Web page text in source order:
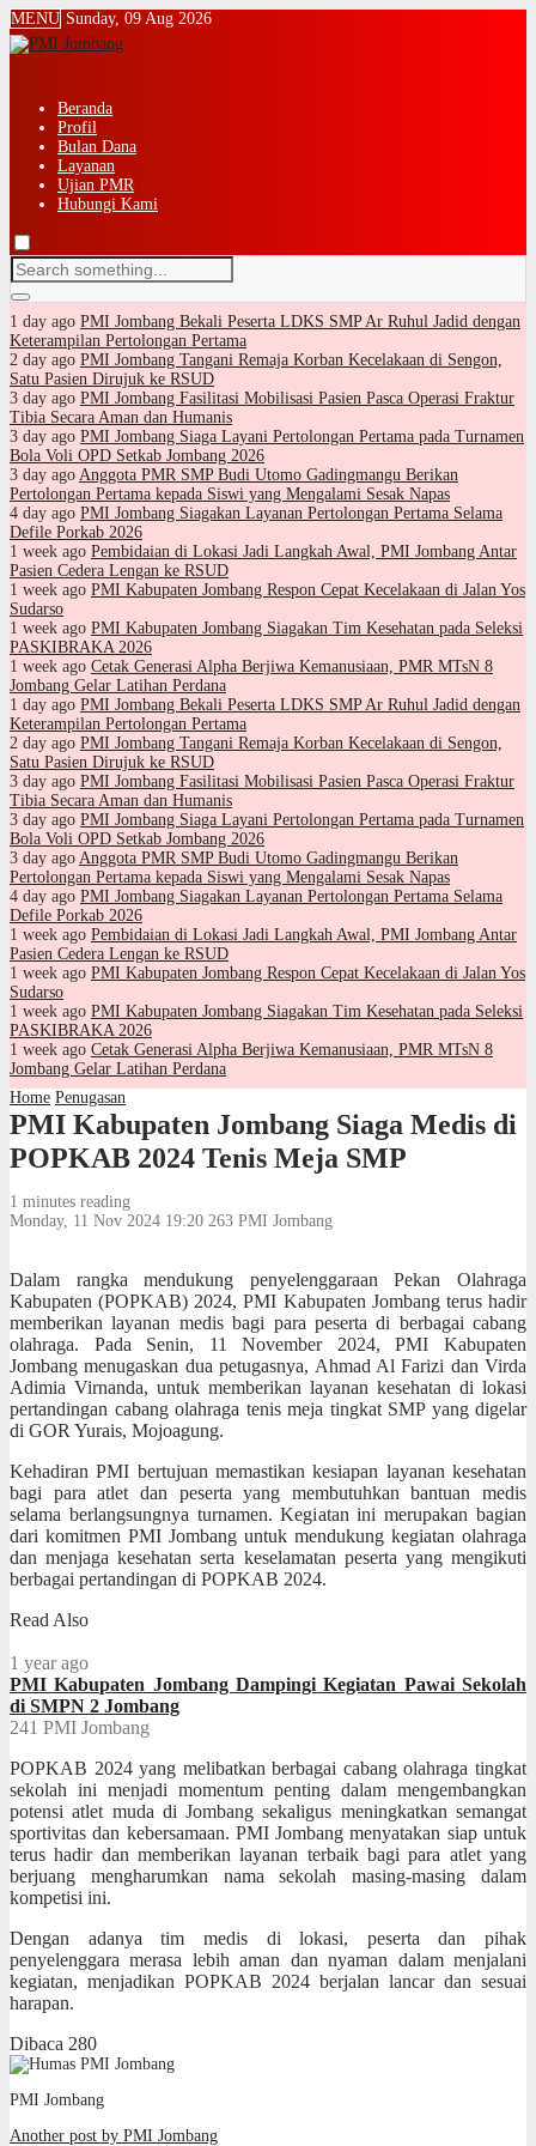
MENU Sunday, 09 Aug 2026
Beranda
Profil
Bulan Dana
Layanan
Ujian PMR
Hubungi Kami
1 day ago PMI Jombang Bekali Peserta LDKS SMP Ar Ruhul Jadid dengan
Keterampilan Pertolongan Pertama
2 day ago PMI Jombang Tangani Remaja Korban Kecelakaan di Sengon,
Satu Pasien Dirujuk ke RSUD
3 day ago PMI Jombang Fasilitasi Mobilisasi Pasien Pasca Operasi Fraktur
Tibia Secara Aman dan Humanis
3 day ago PMI Jombang Siaga Layani Pertolongan Pertama pada Turnamen
Bola Voli OPD Setkab Jombang 2026
3 day ago Anggota PMR SMP Budi Utomo Gadingmangu Berikan
Pertolongan Pertama kepada Siswi yang Mengalami Sesak Napas
4 day ago PMI Jombang Siagakan Layanan Pertolongan Pertama Selama
Defile Porkab 2026
1 week ago Pembidaian di Lokasi Jadi Langkah Awal, PMI Jombang Antar
Pasien Cedera Lengan ke RSUD
1 week ago PMI Kabupaten Jombang Respon Cepat Kecelakaan di Jalan Yos
Sudarso
1 week ago PMI Kabupaten Jombang Siagakan Tim Kesehatan pada Seleksi
PASKIBRAKA 2026
1 week ago Cetak Generasi Alpha Berjiwa Kemanusiaan, PMR MTsN 8
Jombang Gelar Latihan Perdana
1 day ago PMI Jombang Bekali Peserta LDKS SMP Ar Ruhul Jadid dengan
Keterampilan Pertolongan Pertama
2 day ago PMI Jombang Tangani Remaja Korban Kecelakaan di Sengon,
Satu Pasien Dirujuk ke RSUD
3 day ago PMI Jombang Fasilitasi Mobilisasi Pasien Pasca Operasi Fraktur
Tibia Secara Aman dan Humanis
3 day ago PMI Jombang Siaga Layani Pertolongan Pertama pada Turnamen
Bola Voli OPD Setkab Jombang 2026
3 day ago Anggota PMR SMP Budi Utomo Gadingmangu Berikan
Pertolongan Pertama kepada Siswi yang Mengalami Sesak Napas
4 day ago PMI Jombang Siagakan Layanan Pertolongan Pertama Selama
Defile Porkab 2026
1 week ago Pembidaian di Lokasi Jadi Langkah Awal, PMI Jombang Antar
Pasien Cedera Lengan ke RSUD
1 week ago PMI Kabupaten Jombang Respon Cepat Kecelakaan di Jalan Yos
Sudarso
1 week ago PMI Kabupaten Jombang Siagakan Tim Kesehatan pada Seleksi
PASKIBRAKA 2026
1 week ago Cetak Generasi Alpha Berjiwa Kemanusiaan, PMR MTsN 8
Jombang Gelar Latihan Perdana
Home Penugasan
PMI Kabupaten Jombang Siaga Medis di
POPKAB 2024 Tenis Meja SMP
1 minutes reading
Monday, 11 Nov 2024 19:20 263 PMI Jombang
Dalam rangka mendukung penyelenggaraan Pekan Olahraga
Kabupaten (POPKAB) 2024, PMI Kabupaten Jombang terus hadir
memberikan layanan medis bagi para peserta di berbagai cabang
olahraga. Pada Senin, 11 November 2024, PMI Kabupaten
Jombang menugaskan dua petugasnya, Ahmad Al Farizi dan Virda
Adimia Virnanda, untuk memberikan layanan kesehatan di lokasi
pertandingan cabang olahraga tenis meja tingkat SMP yang digelar
di GOR Yurais, Mojoagung.
Kehadiran PMI bertujuan memastikan kesiapan layanan kesehatan
bagi para atlet dan peserta yang membutuhkan bantuan medis
selama berlangsungnya turnamen. Kegiatan ini merupakan bagian
dari komitmen PMI Jombang untuk mendukung kegiatan olahraga
dan menjaga kesehatan serta keselamatan peserta yang mengikuti
berbagai pertandingan di POPKAB 2024.
Read Also
1 year ago
PMI Kabupaten Jombang Dampingi Kegiatan Pawai Sekolah
di SMPN 2 Jombang
241 PMI Jombang
POPKAB 2024 yang melibatkan berbagai cabang olahraga tingkat
sekolah ini menjadi momentum penting dalam mengembangkan
potensi atlet muda di Jombang sekaligus meningkatkan semangat
sportivitas dan kebersamaan. PMI Jombang menyatakan siap untuk
terus hadir dan memberikan layanan terbaik bagi para atlet yang
berjuang mengharumkan nama sekolah masing-masing dalam
kompetisi ini.
Dengan adanya tim medis di lokasi, peserta dan pihak
penyelenggara merasa lebih aman dan nyaman dalam menjalani
kegiatan, menjadikan POPKAB 2024 berjalan lancar dan sesuai
harapan.
Dibaca 280
PMI Jombang
Another post by PMI Jombang